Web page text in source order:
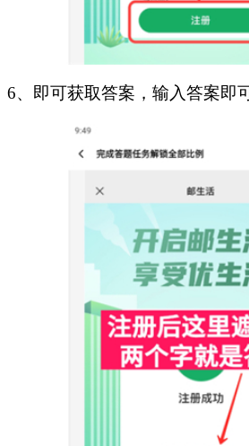
6、即可获取答案，输入答案即